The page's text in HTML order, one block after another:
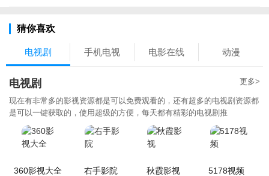
猜你喜欢
电视剧 手机电视 电影在线 动漫
电视剧 更多>
现在有非常多的影视资源都是可以免费观看的，还有超多的电视剧资源都
是可以一键获取的，使用超级的方便，每天都有精彩的电视剧推
360影视大全 右手影院 秋霞影视 5178视频